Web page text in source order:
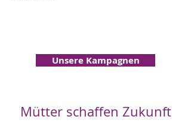
Unsere Kampagnen
Mütter schaffen Zukunft